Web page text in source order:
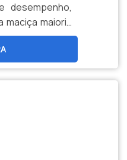
desempenho,
maciça maioria
elétricos.
situação que
do método de
SERVIÇO
procedimento
P...